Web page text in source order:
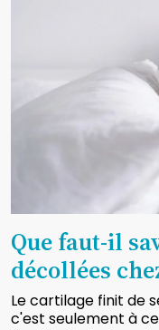
Que faut-il
décollées
Le cartilage finit de
c'est seulement à